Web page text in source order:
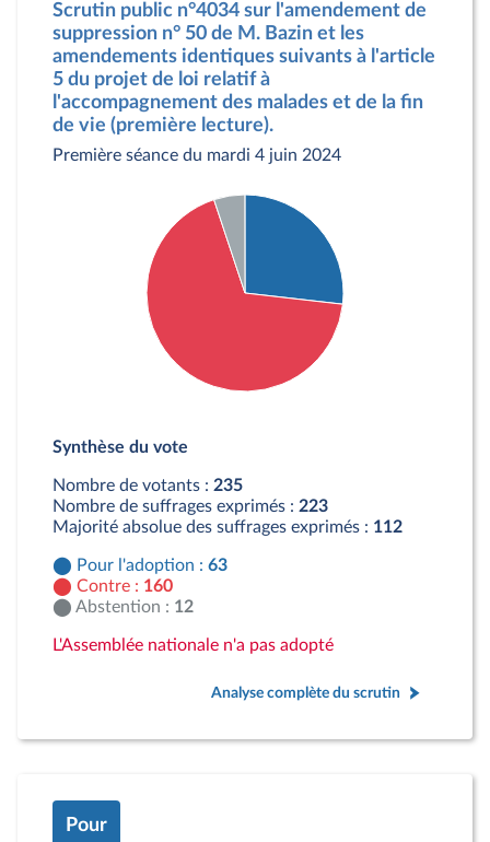
Scrutin public n°4034 sur l'amendement de
suppression n° 50 de M. Bazin et les
amendements identiques suivants à l'article
5 du projet de loi relatif à
l'accompagnement des malades et de la fin
de vie (première lecture).
Première séance du mardi 4 juin 2024
Contre : 160 députés
Synthèse du vote
Nombre de votants : 235
Nombre de suffrages exprimés : 223
Majorité absolue des suffrages exprimés : 112
Pour l'adoption : 63
Contre : 160
Abstention : 12
L'Assemblée nationale n'a pas adopté
Analyse complète du scrutin
Pour